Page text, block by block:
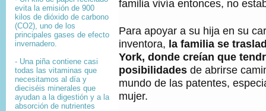
evita la emisión de 900
kilos de dióxido de carbono
(CO2), uno de los
principales gases de efecto
invernadero.
- Una piña contiene casi
todas las vitaminas que
necesitamos al día y
dieciséis minerales que
ayudan a la digestión y a la
absorción de nutrientes
familia vivía entonces, no
Para apoyar a su hija en su
inventora, la familia se
York, donde creían que
posibilidades de abrirse
mundo de las patentes,
mujer.